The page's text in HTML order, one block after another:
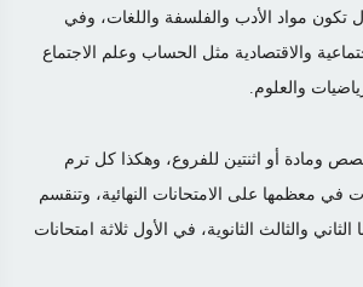
تكون مواد الأدب والفلسفة واللغات، وفي
والاقتصادية مثل الحساب وعلم الاجتماع
والعلوم.
ومادة أو اثنتين للفروع، وهكذا كل ترم
في معظمها على الامتحانات النهائية، وتنقسم
والثالث الثانوية، في الأول ثلاثة امتحانات